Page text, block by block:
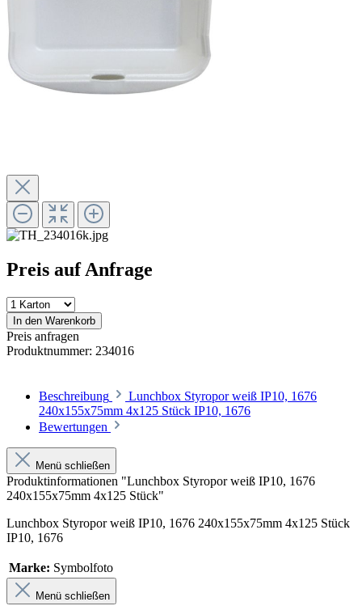
Preis auf Anfrage
In den Warenkorb
Preis anfragen
Produktnummer: 234016
Beschreibung
Lunchbox Styropor weiß IP10, 1676
240x155x75mm 4x125 Stück IP10, 1676
Bewertungen
Menü schließen
Produktinformationen "Lunchbox Styropor weiß IP10, 1676
240x155x75mm 4x125 Stück"
Lunchbox Styropor weiß IP10, 1676 240x155x75mm 4x125 Stück
IP10, 1676
Marke: Symbolfoto
Menü schließen